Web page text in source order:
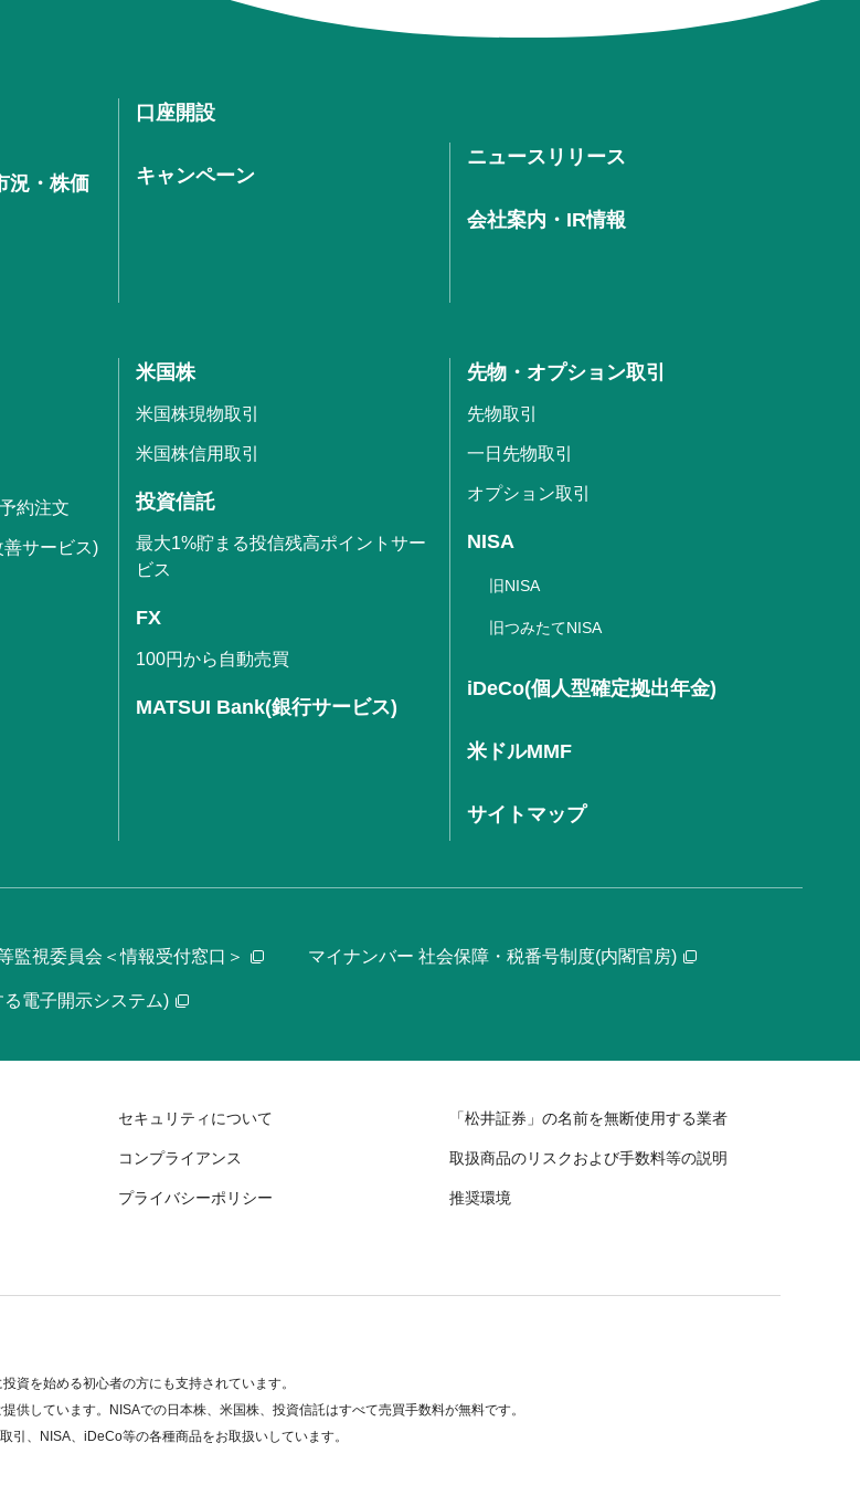
況・株価
口座開設
キャンペーン
ニュースリリース
会社案内・IR情報
約注文
サービス)
米国株
米国株現物取引
米国株信用取引
投資信託
最大1%貯まる投信残高ポイントサー
ビス
FX
100円から自動売買
MATSUI Bank(銀行サービス)
先物・オプション取引
先物取引
一日先物取引
オプション取引
NISA
旧NISA
旧つみたてNISA
iDeCo(個人型確定拠出年金)
米ドルMMF
サイトマップ
監視委員会＜情報受付窓口＞ マイナンバー 社会保障・税番号制度(内閣官房)
電子開示システム)
セキュリティについて 「松井証券」の名前を無断使用する業者
コンプライアンス 取扱商品のリスクおよび手数料等の説明
プライバシーポリシー 推奨環境
資を始める初心者の方にも支持されています。
しています。NISAでの日本株、米国株、投資信託はすべて売買手数料が無料です。
引、NISA、iDeCo等の各種商品をお取扱いしています。